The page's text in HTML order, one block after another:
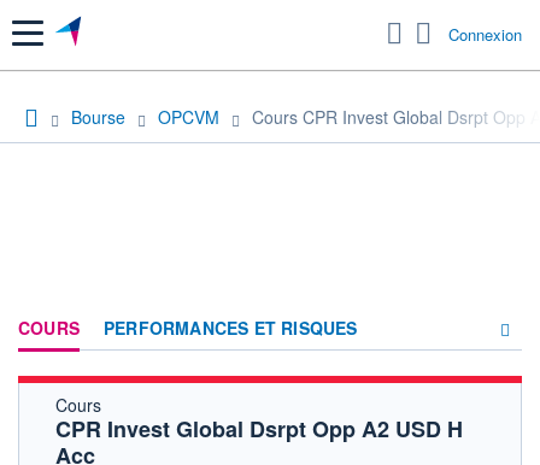
Menu Connexion
Bourse OPCVM Cours CPR Invest Global Dsrpt Opp
COURS PERFORMANCES ET RISQUES
Cours
CPR Invest Global Dsrpt Opp A2 USD H
Acc